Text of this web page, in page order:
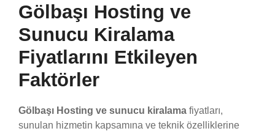
Gölbaşı Hosting ve
Sunucu Kiralama
Fiyatlarını Etkileyen
Faktörler
Gölbaşı Hosting ve sunucu kiralama fiyatları,
sunulan hizmetin kapsamına ve teknik özelliklerine